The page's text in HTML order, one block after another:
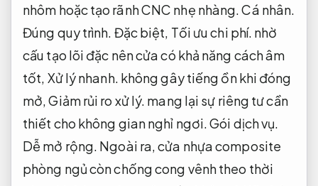
nhôm hoặc tạo rãnh CNC nhẹ nhàng.Cá nhân.
Đúng quy trình. Đặc biệt, Tối ưu chi phí. nhờ
cấu tạo lõi đặc nên cửa có khả năng cách âm
tốt, Xử lý nhanh. không gây tiếng ồn khi đóng
mở,Giảm rủi ro xử lý. mang lại sự riêng tư cần
thiết cho không gian nghỉ ngơi.Gói dịch vụ.
Dễ mở rộng. Ngoài ra, cửa nhựa composite
phòng ngủ còn chống cong vênh theo thời